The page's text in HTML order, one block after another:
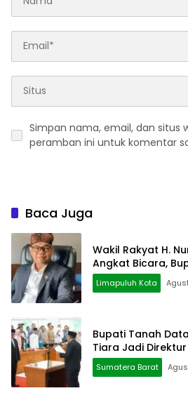
Simpan nama, email, dan situs
peramban ini untuk komentar
Baca Juga
Wakil Rakyat H.
Angkat Bicara,
Limapuluh Kota
Bupati Tanah
Tiara Jadi
Sumatera Barat